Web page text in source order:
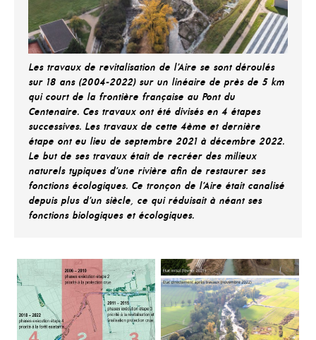
Les travaux de revitalisation de l’Aire se sont déroulés
sur 18 ans (2004-2022) sur un linéaire de près de 5 km
qui court de la frontière française au Pont du
Centenaire. Ces travaux ont été divisés en 4 étapes
successives. Les travaux de cette 4ème et dernière
étape ont eu lieu de septembre 2021 à décembre 2022.
Le but de ses travaux était de recréer des milieux
naturels typiques d’une rivière afin de restaurer ses
fonctions écologiques. Ce tronçon de l’Aire était canalisé
depuis plus d’un siècle, ce qui réduisait à néant ses
fonctions biologiques et écologiques.